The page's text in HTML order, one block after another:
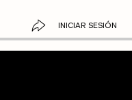
INICIAR SESIÓN